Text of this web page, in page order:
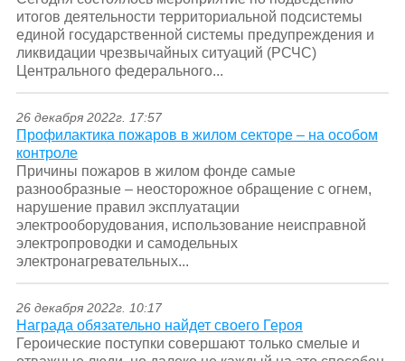
итогов деятельности территориальной подсистемы
единой государственной системы предупреждения и
ликвидации чрезвычайных ситуаций (РСЧС)
Центрального федерального...
26 декабря 2022г. 17:57
Профилактика пожаров в жилом секторе – на особом
контроле
Причины пожаров в жилом фонде самые
разнообразные – неосторожное обращение с огнем,
нарушение правил эксплуатации
электрооборудования, использование неисправной
электропроводки и самодельных
электронагревательных...
26 декабря 2022г. 10:17
Награда обязательно найдет своего Героя
Героические поступки совершают только смелые и